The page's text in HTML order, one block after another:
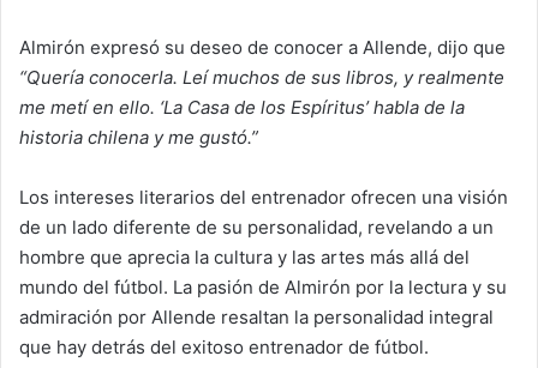
Almirón expresó su deseo de conocer a Allende, dijo que
“Quería conocerla. Leí muchos de sus libros, y realmente
me metí en ello. ‘La Casa de los Espíritus’ habla de la
historia chilena y me gustó.”
Los intereses literarios del entrenador ofrecen una visión
de un lado diferente de su personalidad, revelando a un
hombre que aprecia la cultura y las artes más allá del
mundo del fútbol. La pasión de Almirón por la lectura y su
admiración por Allende resaltan la personalidad integral
que hay detrás del exitoso entrenador de fútbol.